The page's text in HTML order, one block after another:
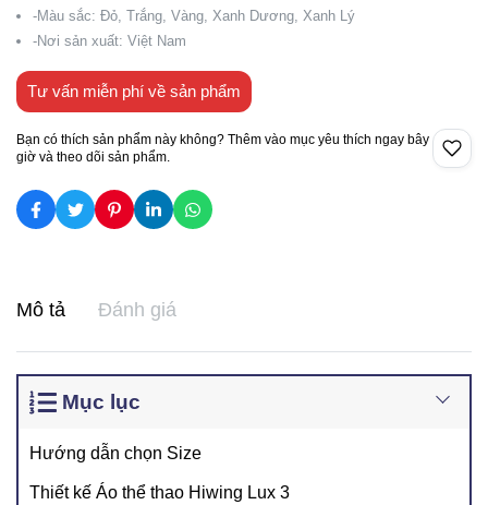
-Màu sắc: Đỏ, Trắng, Vàng, Xanh Dương, Xanh Lý
-Nơi sản xuất: Việt Nam
Tư vấn miễn phí về sản phẩm
Bạn có thích sản phẩm này không? Thêm vào mục yêu thích ngay bây
giờ và theo dõi sản phẩm.
Mô tả Đánh giá
Mục lục
Hướng dẫn chọn Size
Thiết kế Áo thể thao Hiwing Lux 3